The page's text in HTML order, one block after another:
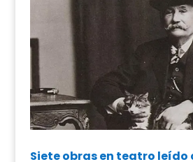
Siete obras en teatro leído